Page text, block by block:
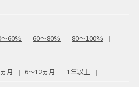
60% 60〜80% 80〜100%
月 6～12ヵ月 1年以上